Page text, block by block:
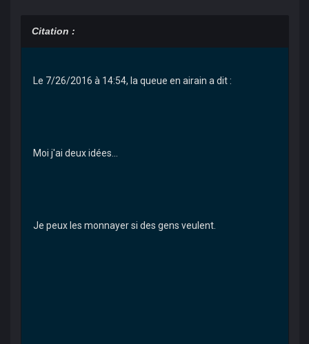
Citation :
Le 7/26/2016 à 14:54, la queue en airain a dit :
Moi j'ai deux idées...
Je peux les monnayer si des gens veulent.